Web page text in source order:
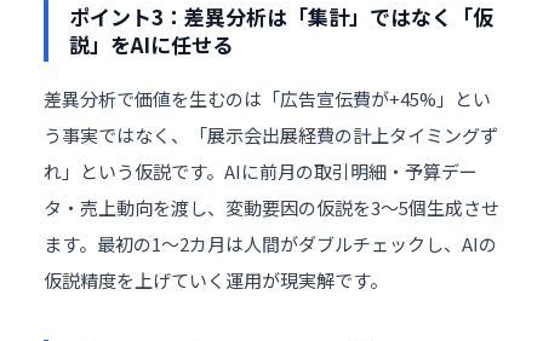
ポイント3：差異分析は「集計」ではなく「仮
説」をAIに任せる
差異分析で価値を生むのは「広告宣伝費が+45%」とい
う事実ではなく、「展示会出展経費の計上タイミングず
れ」という仮説です。AIに前月の取引明細・予算デー
タ・売上動向を渡し、変動要因の仮説を3〜5個生成させ
ます。最初の1〜2カ月は人間がダブルチェックし、AIの
仮説精度を上げていく運用が現実解です。